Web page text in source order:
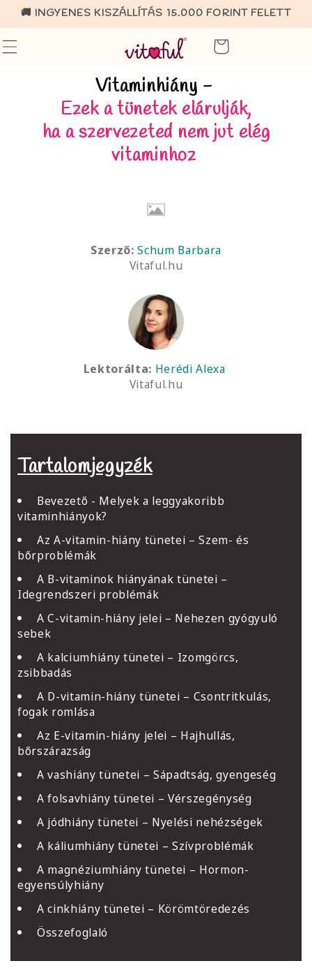
Ugrás a
🚚 INGYENES KISZÁLLÍTÁS 15.000 FORINT FELETT
Vitaminhiány -
Ezek a tünetek elárulják,
ha a szervezeted nem jut elég
vitaminhoz
Szerző:Schum Barbara
Vitaful.hu
Lektorálta: Herédi Alexa
Vitaful.hu
Tartalomjegyzék
Bevezető - Melyek a leggyakoribb
vitaminhiányok?
Az A-vitamin-hiány tünetei – Szem- és
bőrproblémák
A B-vitaminok hiányának tünetei –
Idegrendszeri problémák
A C-vitamin-hiány jelei – Nehezen gyógyuló
sebek
A kalciumhiány tünetei – Izomgörcs,
zsibbadás
A D-vitamin-hiány tünetei – Csontritkulás,
fogak romlása
Az E-vitamin-hiány jelei – Hajhullás,
bőrszárazság
A vashiány tünetei – Sápadtság, gyengeség
A folsavhiány tünetei – Vérszegénység
A jódhiány tünetei – Nyelési nehézségek
A káliumhiány tünetei – Szívproblémák
A magnéziumhiány tünetei – Hormon-
egyensúlyhiány
A cinkhiány tünetei – Körömtöredezés
Összefoglaló